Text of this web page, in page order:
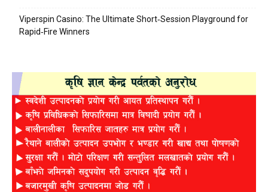
Viperspin Casino: The Ultimate Short‑Session Playground for
Rapid‑Fire Winners